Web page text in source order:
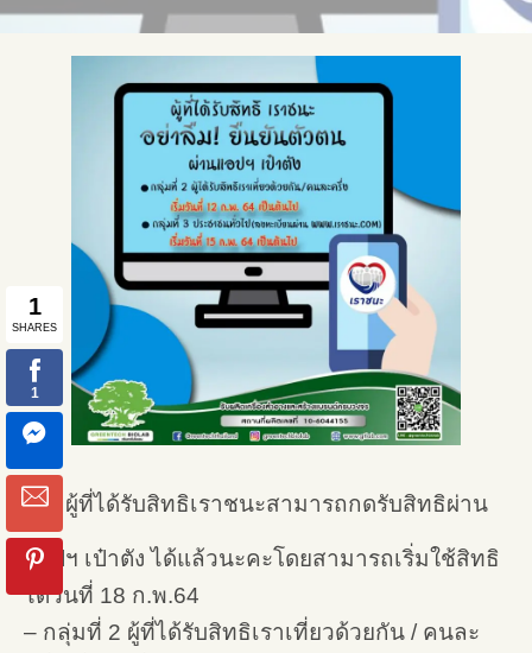
ผู้ที่ได้รับสิทธิเราชนะสามารถกดรับสิทธิผ่าน
แอปฯ เป๋าตัง ได้แล้วนะคะโดยสามารถเริ่มใช้สิทธิ
ได้วันที่ 18 ก.พ.64
– กลุ่มที่ 2 ผู้ที่ได้รับสิทธิเราเที่ยวด้วยกัน / คนละ